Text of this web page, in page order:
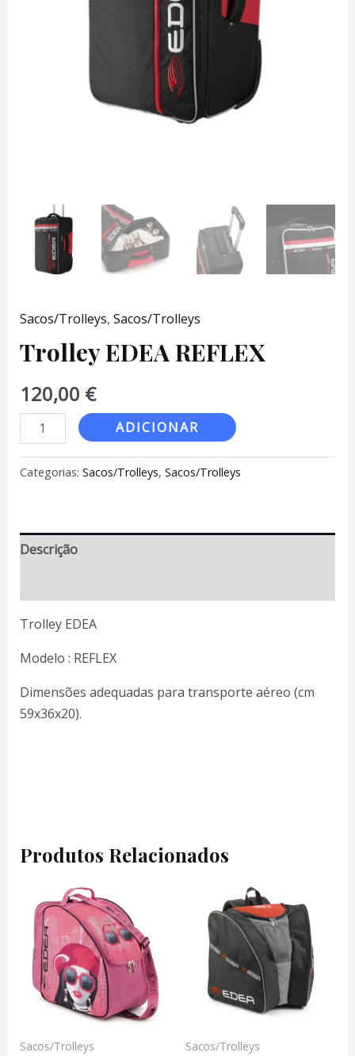
Sacos/Trolleys, Sacos/Trolleys
Trolley EDEA REFLEX
120,00 €
Quantidade
de
Trolley
ADICIONAR
Categorias: Sacos/Trolleys, Sacos/Trolleys
Descrição
Trolley EDEA
Modelo : REFLEX
Dimensões adequadas para transporte aéreo (cm
59x36x20).
Produtos Relacionados
Sacos/Trolleys Sacos/Trolleys